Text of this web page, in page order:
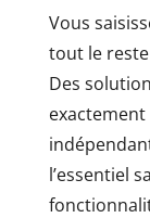
Vous
tout le
Des
exactement
l’essentiel